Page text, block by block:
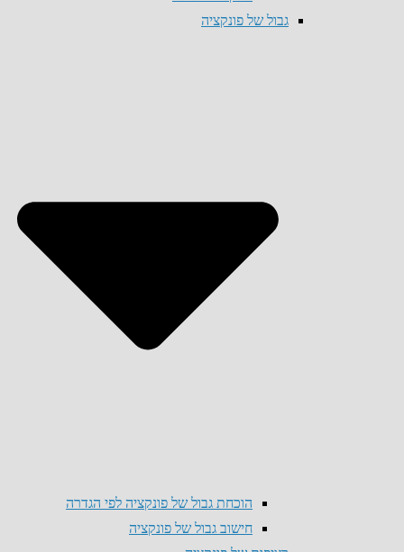
גבול של פונקציה
הוכחת גבול של פונקציה לפי הגדרה
חישוב גבול של פונקציה